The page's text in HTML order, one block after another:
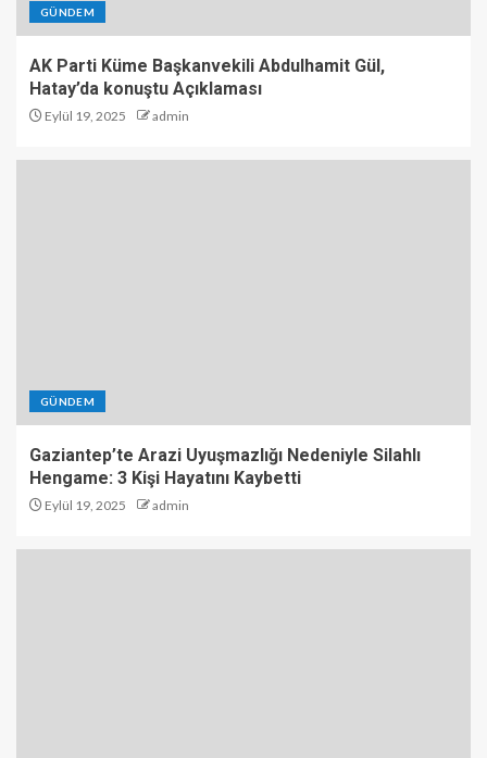
GÜNDEM
AK Parti Küme Başkanvekili Abdulhamit Gül,
Hatay’da konuştu Açıklaması
Eylül 19, 2025 admin
GÜNDEM
Gaziantep’te Arazi Uyuşmazlığı Nedeniyle Silahlı
Hengame: 3 Kişi Hayatını Kaybetti
Eylül 19, 2025 admin